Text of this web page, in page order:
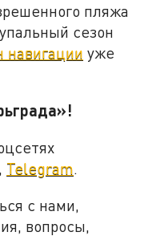
пляжа
сезон
навигации уже
, Telegram.
с нами,
вопросы,